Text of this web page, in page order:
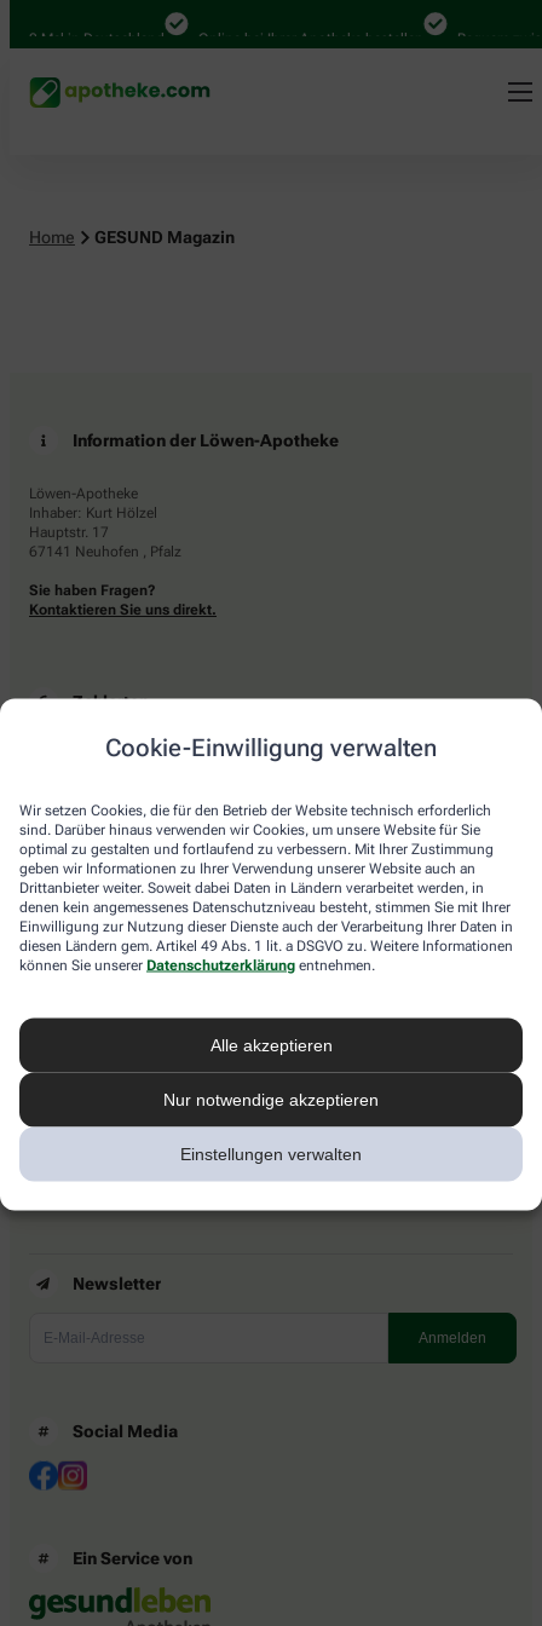
Cookie-Einwilligung verwalten
Wir setzen Cookies, die für den Betrieb der Website technisch erforderlich
sind. Darüber hinaus verwenden wir Cookies, um unsere Website für Sie
optimal zu gestalten und fortlaufend zu verbessern. Mit Ihrer Zustimmung
geben wir Informationen zu Ihrer Verwendung unserer Website auch an
Drittanbieter weiter. Soweit dabei Daten in Ländern verarbeitet werden, in
denen kein angemessenes Datenschutzniveau besteht, stimmen Sie mit Ihrer
Einwilligung zur Nutzung dieser Dienste auch der Verarbeitung Ihrer Daten in
diesen Ländern gem. Artikel 49 Abs. 1 lit. a DSGVO zu. Weitere Informationen
können Sie unserer Datenschutzerklärung entnehmen.
Alle akzeptieren
Nur notwendige akzeptieren
Einstellungen verwalten
Mal in Deutschland Online bei Ihrer Apotheke bestellen Bequem
Home GESUND Magazin
Information der Löwen-Apotheke
Löwen-Apotheke
Inhaber: Kurt Hölzel
Hauptstr. 17
67141 Neuhofen , Pfalz
Sie haben Fragen?
Kontaktieren Sie uns direkt.
Zahlarten
Bar oder mit einer anderen akzeptierten Zahlungsart Ihrer Apotheke vor Ort.
Lieferarten
Abholung in der Apotheke
Botendienstlieferung
apotheke.com Informationen
Newsletter
Barrierefreiheitserklärung
Newsletter
Social Media
Ein Service von